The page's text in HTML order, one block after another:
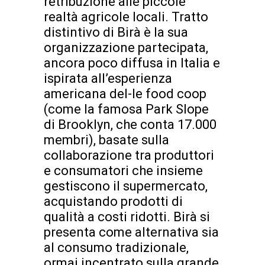
realtà agricole locali. Tratto
distintivo di Birà è la sua
organizzazione partecipata,
ancora poco diffusa in Italia e
ispirata all’esperienza
americana del-le food coop
(come la famosa Park Slope
di Brooklyn, che conta 17.000
membri), basate sulla
collaborazione tra produttori
e consumatori che insieme
gestiscono il supermercato,
acquistando prodotti di
qualità a costi ridotti. Birà si
presenta come alternativa sia
al consumo tradizionale,